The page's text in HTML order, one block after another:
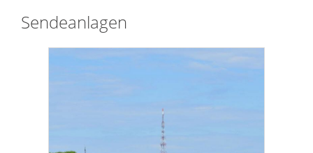
Sendeanlagen